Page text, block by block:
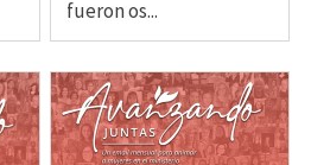
fueron os...